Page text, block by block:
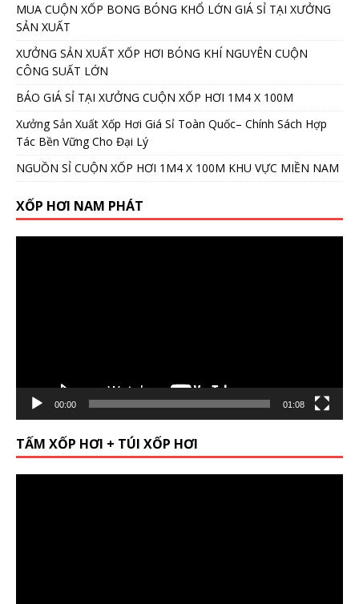
MUA CUỘN XỐP BONG BÓNG KHỔ LỚN GIÁ SỈ TẠI XƯỞNG
SẢN XUẤT
XƯỞNG SẢN XUẤT XỐP HƠI BÓNG KHÍ NGUYÊN CUỘN
CÔNG SUẤT LỚN
BÁO GIÁ SỈ TẠI XƯỞNG CUỘN XỐP HƠI 1M4 X 100M
Xưởng Sản Xuất Xốp Hơi Giá Sỉ Toàn Quốc– Chính Sách Hợp
Tác Bền Vững Cho Đại Lý
NGUỒN SỈ CUỘN XỐP HƠI 1M4 X 100M KHU VỰC MIỀN NAM
XỐP HƠI NAM PHÁT
00:00 01:08
TẤM XỐP HƠI + TÚI XỐP HƠI